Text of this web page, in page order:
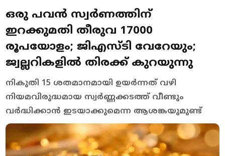
ഒരു പവന്‍ സ്വർണത്തിന്
ഇറക്കുമതി തീരുവ 17000
രൂപയോളം; ജിഎസ്ടി വേറേയും;
ജ്വല്ലറികളില്‍ തിരക്ക് കുറയുന്നു
നികുതി 15 ശതമാനമായി ഉയർന്നത് വഴി
നിയമവിരുദ്ധമായ സ്വർണ്ണക്കടത്ത് വീണ്ടും
വർദ്ധിക്കാൻ ഇടയാക്കുമെന്ന ആശങ്കയുമുണ്ട്